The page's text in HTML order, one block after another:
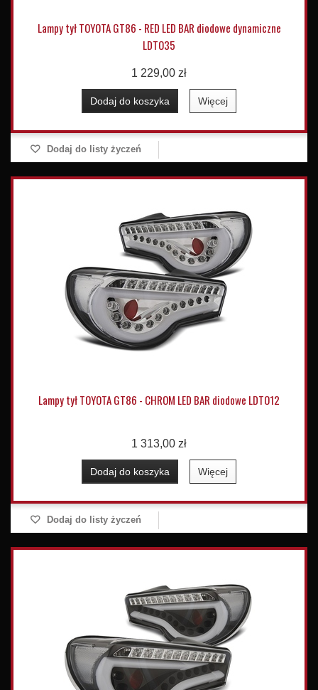
Lampy tył TOYOTA GT86 - RED LED BAR diodowe dynamiczne
LDTO35
1 229,00 zł
Dodaj do koszyka Więcej
Dodaj do listy życzeń
Lampy tył TOYOTA GT86 - CHROM LED BAR diodowe LDTO12
1 313,00 zł
Dodaj do koszyka Więcej
Dodaj do listy życzeń